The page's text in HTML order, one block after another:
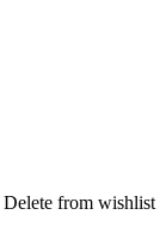
Delete from wishlist